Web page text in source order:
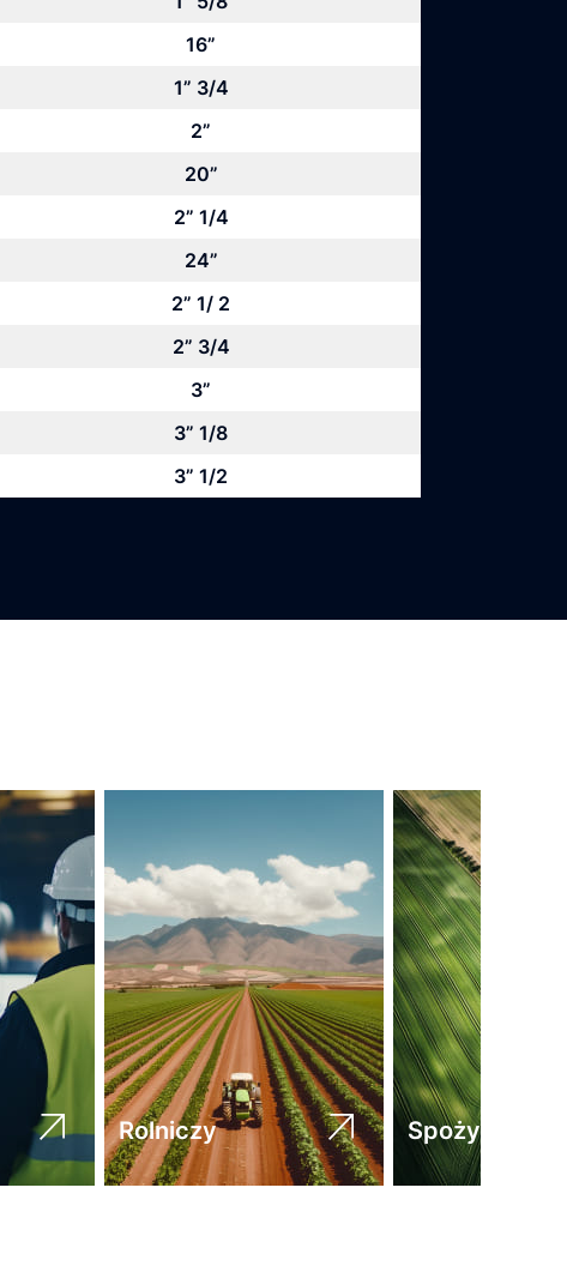
16”
1” 3/4
2”
20”
2” 1/4
24”
2” 1/ 2
2” 3/4
3”
3” 1/8
3” 1/2
Rolniczy Spożywczy